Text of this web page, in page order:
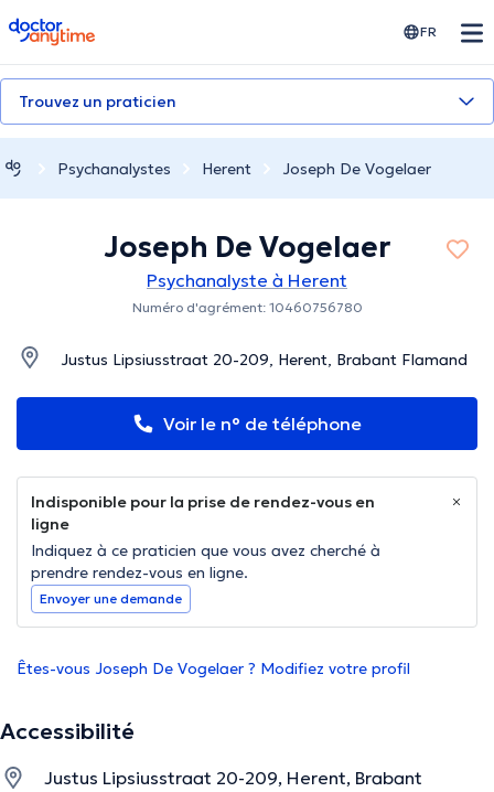
doctoranytime FR
Trouvez un praticien
Psychanalystes Herent Joseph De Vogelaer
Joseph De Vogelaer
Psychanalyste à Herent
Numéro d'agrément: 10460756780
Justus Lipsiusstraat 20-209, Herent, Brabant Flamand
Voir le n° de téléphone
Indisponible pour la prise de rendez-vous en
ligne
Indiquez à ce praticien que vous avez cherché à
prendre rendez-vous en ligne.
Envoyer une demande
Êtes-vous Joseph De Vogelaer ? Modifiez votre profil
Accessibilité
Justus Lipsiusstraat 20-209, Herent, Brabant